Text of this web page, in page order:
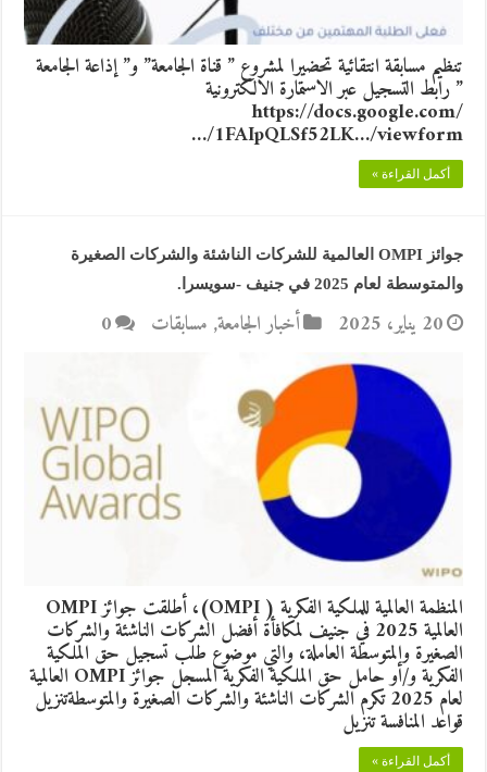
تنظيم مسابقة انتقائية تحضيرا لمشروع ” قناة الجامعة” و” إذاعة الجامعة
” رابط التسجيل عبر الاستمارة الالكترونية
https://docs.google.com/
…/1FAIpQLSf52LK…/viewform
أكمل القراءة »
جوائز OMPI العالمية للشركات الناشئة والشركات الصغيرة
والمتوسطة لعام 2025 في جنيف -سويسرا.
20 يناير، 2025 أخبار الجامعة, مسابقات 0
المنظمة العالمية للملكية الفكرية ( OMPI)، أطلقت جوائز OMPI
العالمية 2025 في جنيف لمكافأة أفضل الشركات الناشئة والشركات
الصغيرة والمتوسطة العاملة، والتي موضوع طلب تسجيل حق الملكية
الفكرية و/أو حامل حق الملكية الفكرية المسجل جوائز OMPI العالمية
لعام 2025 تكرم الشركات الناشئة والشركات الصغيرة والمتوسطةتنزيل
قواعد المنافسة تنزيل
أكمل القراءة »